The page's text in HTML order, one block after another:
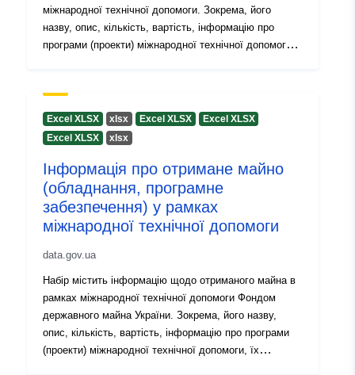
міжнародної технічної допомоги. Зокрема, його
назву, опис, кількість, вартість, інформацію про
програми (проекти) міжнародної технічної допомоги,
Excel XLSX хlsx Excel XLSX
Excel XLSX
Excel XLSX
хlsx
Інформація про отримане майно
(обладнання, програмне
забезпечення) у рамках
міжнародної технічної допомоги
data.gov.ua
Набір містить інформацію щодо отриманого майна в
рамках міжнародної технічної допомоги Фондом
державного майна України. Зокрема, його назву,
опис, кількість, вартість, інформацію про програми
(проекти) міжнародної технічної допомоги, їх